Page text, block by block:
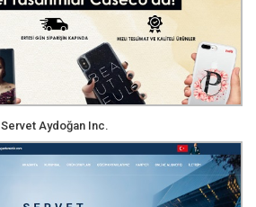
Servet Aydoğan Inc.